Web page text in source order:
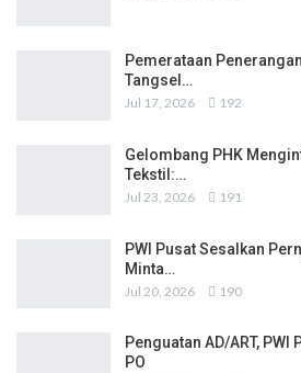
Pemerataan
Tangsel…
Jul 17, 2026 192
Gelombang PHK
Tekstil:…
Jul 23, 2026 191
PWI Pusat Sesalkan
Minta…
Jul 20, 2026 190
Penguatan AD/ART,
PO